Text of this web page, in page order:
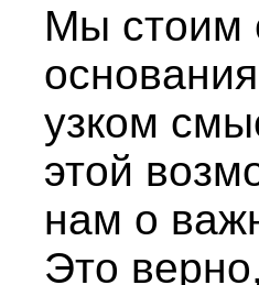
Мы стоим
узком
этой
нам о
Это